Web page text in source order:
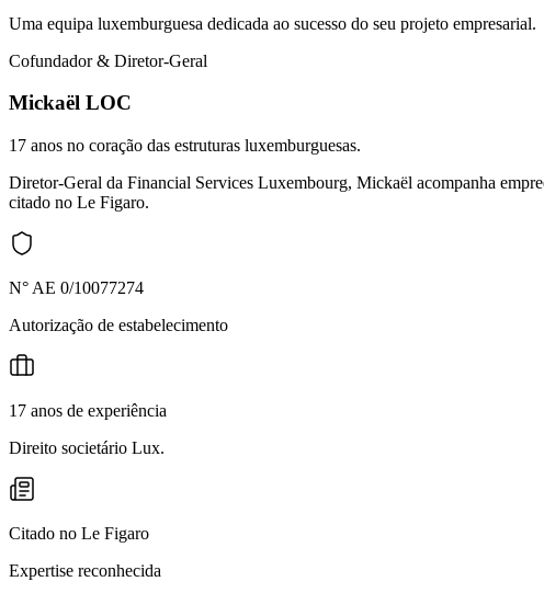
Uma equipa luxemburguesa dedicada ao sucesso do seu projeto empresarial.
Cofundador & Diretor-Geral
Mickaël LOC
17 anos no coração das estruturas luxemburguesas.
Diretor-Geral da Financial Services Luxembourg, Mickaël acompanha
citado no Le Figaro.
N° AE 0/10077274
Autorização de estabelecimento
17 anos de experiência
Direito societário Lux.
Citado no Le Figaro
Expertise reconhecida